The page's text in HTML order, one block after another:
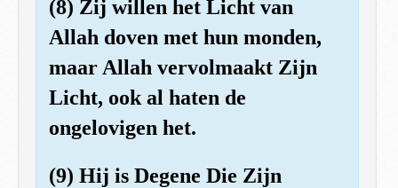
(8) Zij willen het Licht van
Allah doven met hun monden,
maar Allah vervolmaakt Zijn
Licht, ook al haten de
ongelovigen het.
(9) Hij is Degene Die Zijn